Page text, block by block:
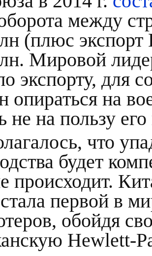
между
(плюс
Мировой
экспорту, для
опираться на
не на пользу
что
будет
происходит.
первой в
обойдя
Hewlett-